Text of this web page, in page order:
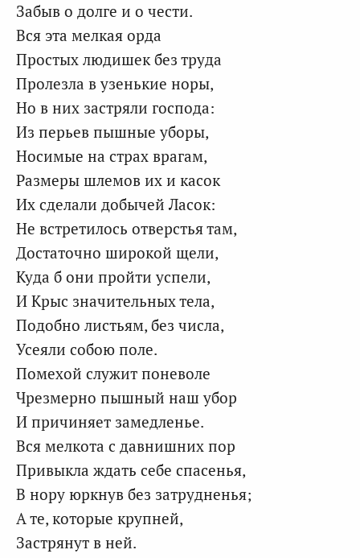
Забыв о долге и о чести.
Вся эта мелкая орда
Простых людишек без труда
Пролезла в узенькие норы,
Но в них застряли господа:
Из перьев пышные уборы,
Носимые на страх врагам,
Размеры шлемов их и касок
Их сделали добычей Ласок:
Не встретилось отверстья там,
Достаточно широкой щели,
Куда б они пройти успели,
И Крыс значительных тела,
Подобно листьям, без числа,
Усеяли собою поле.
Помехой служит поневоле
Чрезмерно пышный наш убор
И причиняет замедленье.
Вся мелкота с давнишних пор
Привыкла ждать себе спасенья,
В нору юркнув без затрудненья;
А те, которые крупней,
Застрянут в ней.